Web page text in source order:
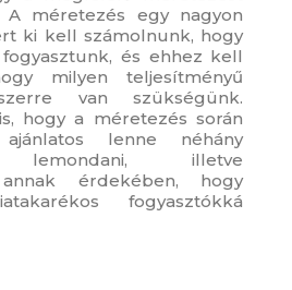
A méretezés egy nagyon
ki kell számolnunk, hogy
és ehhez kell
milyen teljesítményű
van szükségünk.
hogy a méretezés során
lenne néhány
lemondani, illetve
érdekében, hogy
fogyasztókká